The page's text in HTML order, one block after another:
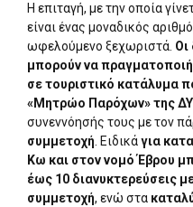
Η επιταγή, με την οποία
είναι ένας μοναδικός
ωφελούμενο ξεχωριστά. Οι
μπορούν να
σε τουριστικό κατάλυμα
«Μητρώο Παρόχων» της
συνεννόησής τους με τον
συμμετοχή . Ειδικάγια
Κω και στον νομό Έβρου
έως 10 διανυκτερεύσεις
συμμετοχή, ενώ στα